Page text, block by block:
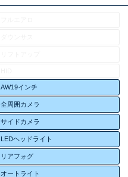
AW19インチ
全周囲カメラ
サイドカメラ
LEDヘッドライト
リアフォグ
オートライト